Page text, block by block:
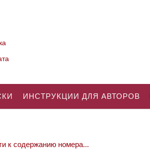
ИНСТРУКЦИИ ДЛЯ АВТОРОВ
к содержанию номера...